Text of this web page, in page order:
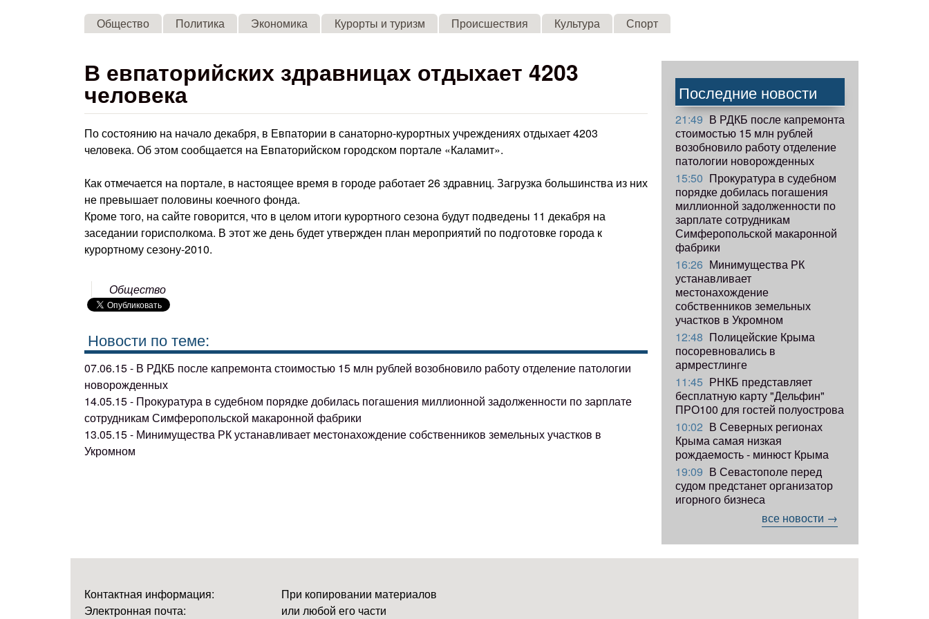
Skip to main content
Общество Политика Экономика Курорты и туризм Происшествия Культура Спорт
В евпаторийских здравницах отдыхает 4203
человека
По состоянию на начало декабря, в Евпатории в санаторно-курортных учреждениях отдыхает 4203
человека. Об этом сообщается на Евпаторийском городском портале «Каламит».
Как отмечается на портале, в настоящее время в городе работает 26 здравниц. Загрузка большинства из них
не превышает половины коечного фонда.
Кроме того, на сайте говорится, что в целом итоги курортного сезона будут подведены 11 декабря на
заседании горисполкома. В этот же день будет утвержден план мероприятий по подготовке города к
курортному сезону-2010.
Общество
Новости по теме:
07.06.15 - В РДКБ после капремонта стоимостью 15 млн рублей возобновило работу отделение патологии
новорожденных
14.05.15 - Прокуратура в судебном порядке добилась погашения миллионной задолженности по зарплате
сотрудникам Симферопольской макаронной фабрики
13.05.15 - Минимущества РК устанавливает местонахождение собственников земельных участков в
Укромном
Последние новости
21:49 В РДКБ после капремонта
стоимостью 15 млн рублей
возобновило работу отделение
патологии новорожденных
15:50 Прокуратура в судебном
порядке добилась погашения
миллионной задолженности по
зарплате сотрудникам
Симферопольской макаронной
фабрики
16:26 Минимущества РК
устанавливает
местонахождение
собственников земельных
участков в Укромном
12:48 Полицейские Крыма
посоревновались в
армрестлинге
11:45 РНКБ представляет
бесплатную карту "Дельфин"
ПРО100 для гостей полуострова
10:02 В Северных регионах
Крыма самая низкая
рождаемость - минюст Крыма
19:09 В Севастополе перед
судом предстанет организатор
игорного бизнеса
все новости →
Контактная информация:
Электронная почта:
При копировании материалов
или любой его части